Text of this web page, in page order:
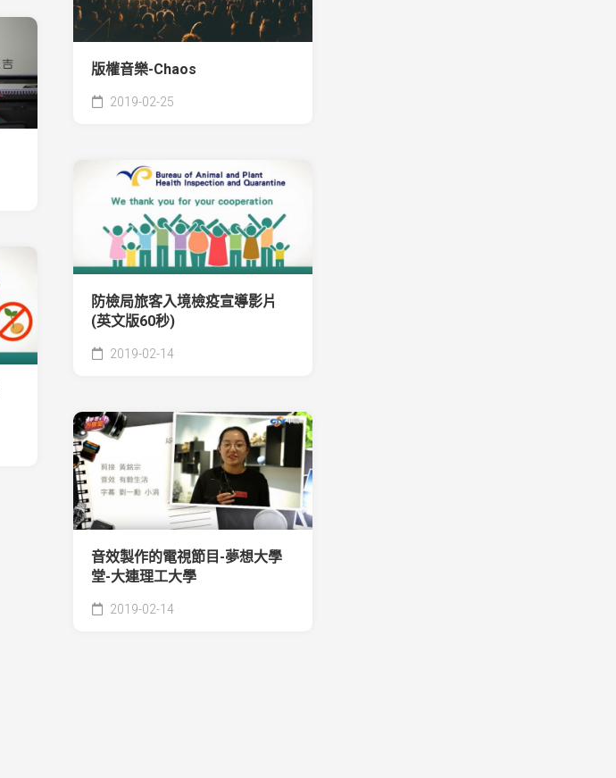
版權音樂-Chaos
2019-02-25
防檢局旅客入境檢疫宣導影片
(英文版60秒)
2019-02-14
音效製作的電視節目-夢想大學
堂-大連理工大學
2019-02-14